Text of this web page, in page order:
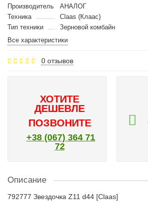
Производитель
АНАЛОГ
Техника
Claas (Клаас)
Тип техники
Зерновой комбайн
Все характеристики
0 отзывов
ХОТИТЕ
ДЕШЕВЛЕ
ПОЗВОНИТЕ
+38 (067) 364 71
72
Описание
792777 Звездочка Z11 d44 [Claas]